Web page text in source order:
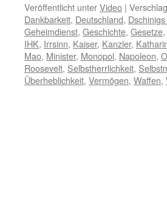
Veröffentlicht unterVideo |
Dankbarkeit, Deutschland,
Geheimdienst, Geschichte, Gesetze,
IHK, Irrsinn, Kaiser, Kanzler,
Mao, Minister, Monopol, Napoleon,
Roosevelt, Selbstherrlichkeit,
Überheblichkeit, Vermögen, Waffen,